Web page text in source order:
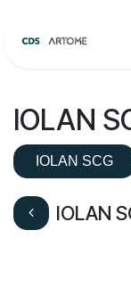
IOLAN
IOLAN SCG
IOLAN